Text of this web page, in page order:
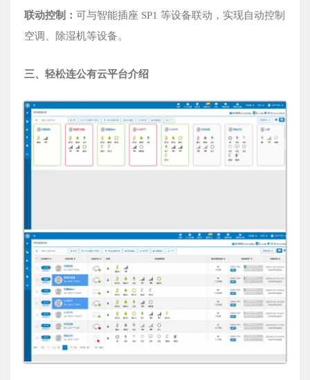
联动控制： 可与智能插座 SP1 等设备联动，实现自动控制
空调、除湿机等设备。
三、轻松连公有云平台介绍